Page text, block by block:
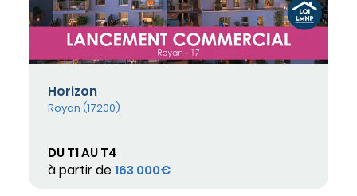
Horizon
Royan (17200)
DU T1 AU T4
à partir de 163 000€